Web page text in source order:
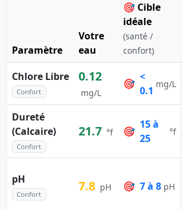
Paramètre
Votre
eau
🎯 Cible
idéale
(santé /
confort)
Chlore Libre
Confort
0.12
mg/L
🎯
<
0.1
mg/L
Dureté
(Calcaire)
Confort
21.7 °f 🎯
15 à
25
°f
pH
Confort
7.8 pH 🎯 7 à 8 pH